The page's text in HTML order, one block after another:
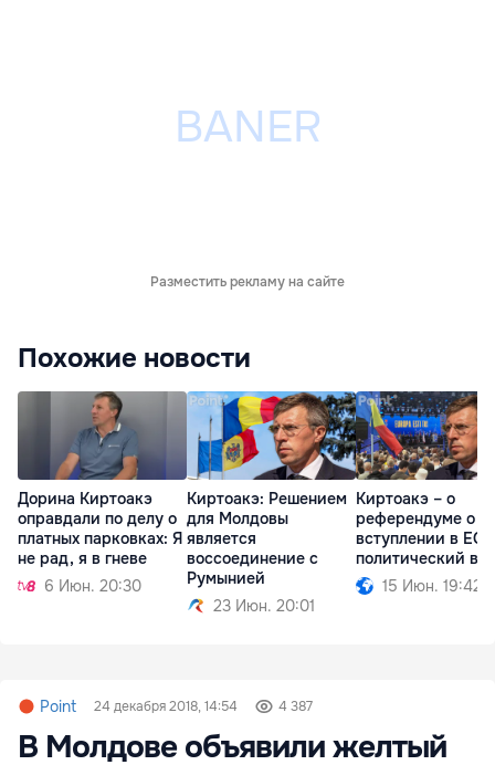
Разместить рекламу на сайте
Похожие новости
Дорина Киртоакэ
оправдали по делу о
платных парковках: Я
не рад, я в гневе
6 Июн. 20:30
Киртоакэ: Решением
для Молдовы
является
воссоединение с
Румынией
23 Июн. 20:01
Киртоакэ – о
референдуме о
вступлении в ЕС:
политический
15 Июн. 19:42
Point 24 декабря 2018, 14:54 4 387
В Молдове объявили желтый